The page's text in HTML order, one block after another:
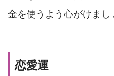
金を使うよう心がけまし
恋愛運